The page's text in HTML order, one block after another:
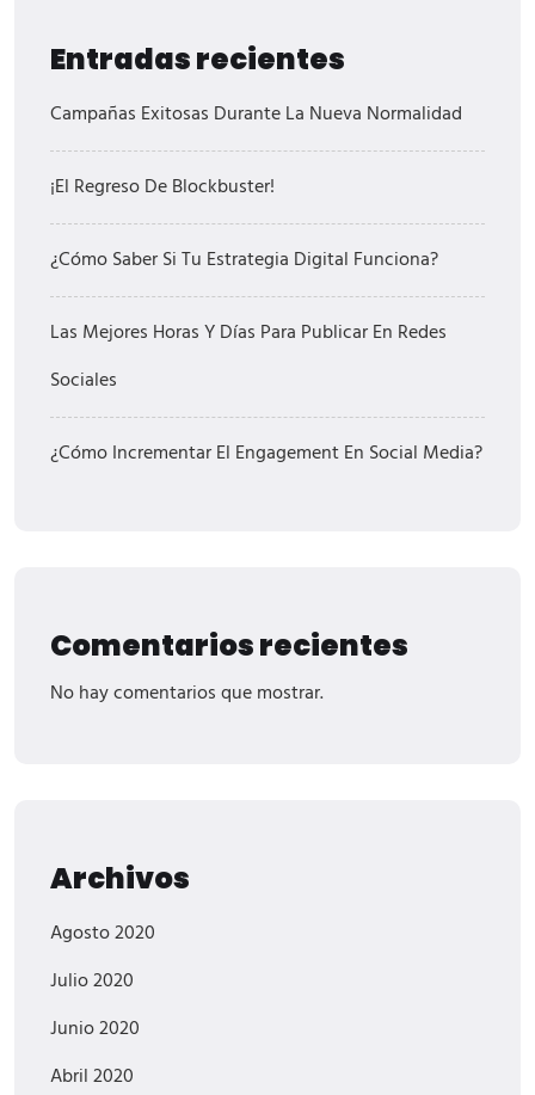
Entradas recientes
Campañas Exitosas Durante La Nueva Normalidad
¡El Regreso De Blockbuster!
¿Cómo Saber Si Tu Estrategia Digital Funciona?
Las Mejores Horas Y Días Para Publicar En Redes
Sociales
¿Cómo Incrementar El Engagement En Social Media?
Comentarios recientes
No hay comentarios que mostrar.
Archivos
Agosto 2020
Julio 2020
Junio 2020
Abril 2020